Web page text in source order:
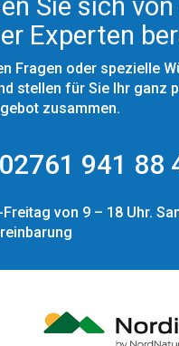
Sie sich
Experten
Fragen oder spezielle
stellen für Sie Ihr ganz
zusammen.
02761 941 88
von 9 – 18 Uhr.